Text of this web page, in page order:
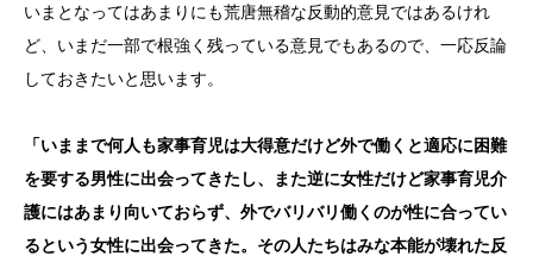
いまとなってはあまりにも荒唐無稽な反動的意見ではあるけれ
ど、いまだ一部で根強く残っている意見でもあるので、一応反論
しておきたいと思います。
「いままで何人も家事育児は大得意だけど外で働くと適応に困難
を要する男性に出会ってきたし、また逆に女性だけど家事育児介
護にはあまり向いておらず、外でバリバリ働くのが性に合ってい
るという女性に出会ってきた。その人たちはみな本能が壊れた反